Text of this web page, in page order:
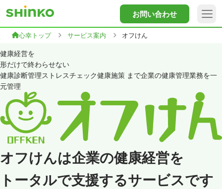
お問い合わせ
心幸トップ サービス案内 オフけん
健康経営を
形だけで終わらせない
健康診断管理ストレスチェック健康施策 まで企業の健康管理業務を一
元管理
オフけんは企業の健康経営を
トータルで支援するサービスです